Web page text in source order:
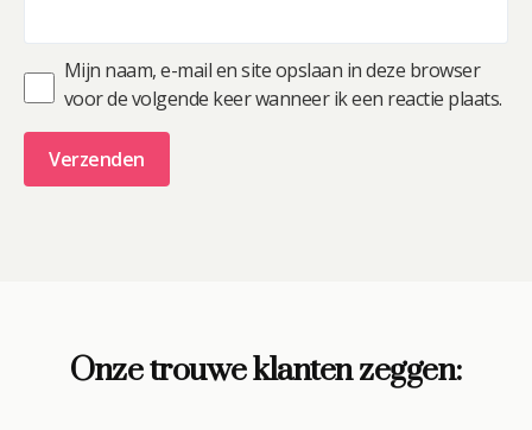
Mijn naam, e-mail en site opslaan in deze browser
voor de volgende keer wanneer ik een reactie plaats.
Onze trouwe klanten zeggen: